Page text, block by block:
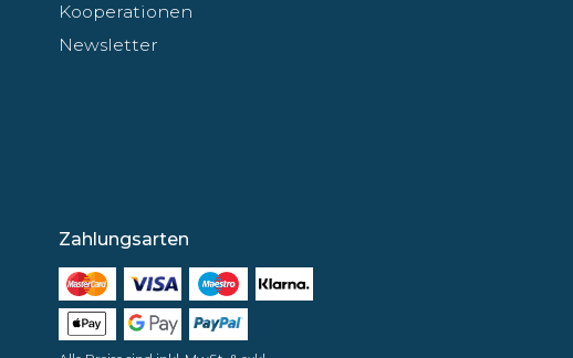
Kooperationen
Newsletter
Zahlungsarten